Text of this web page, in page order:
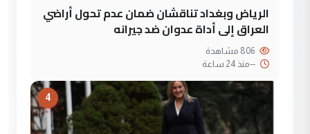
الرياض وبغداد تناقشان ضمان عدم تحول أراضي
العراق إلى أداة عدوان ضد جيرانه
--منذ 24 ساعة
4